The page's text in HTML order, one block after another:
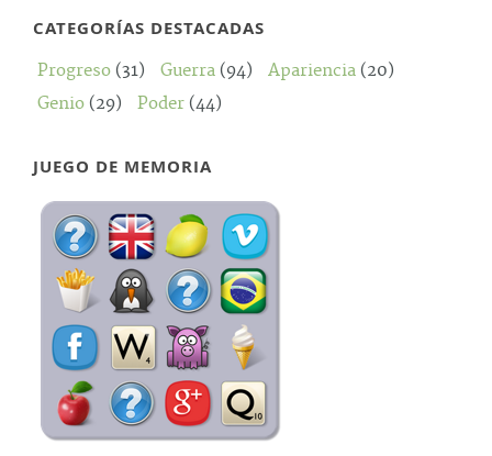
CATEGORÍAS DESTACADAS
Progreso (31) Guerra (94) Apariencia (20)
Genio (29) Poder (44)
JUEGO DE MEMORIA